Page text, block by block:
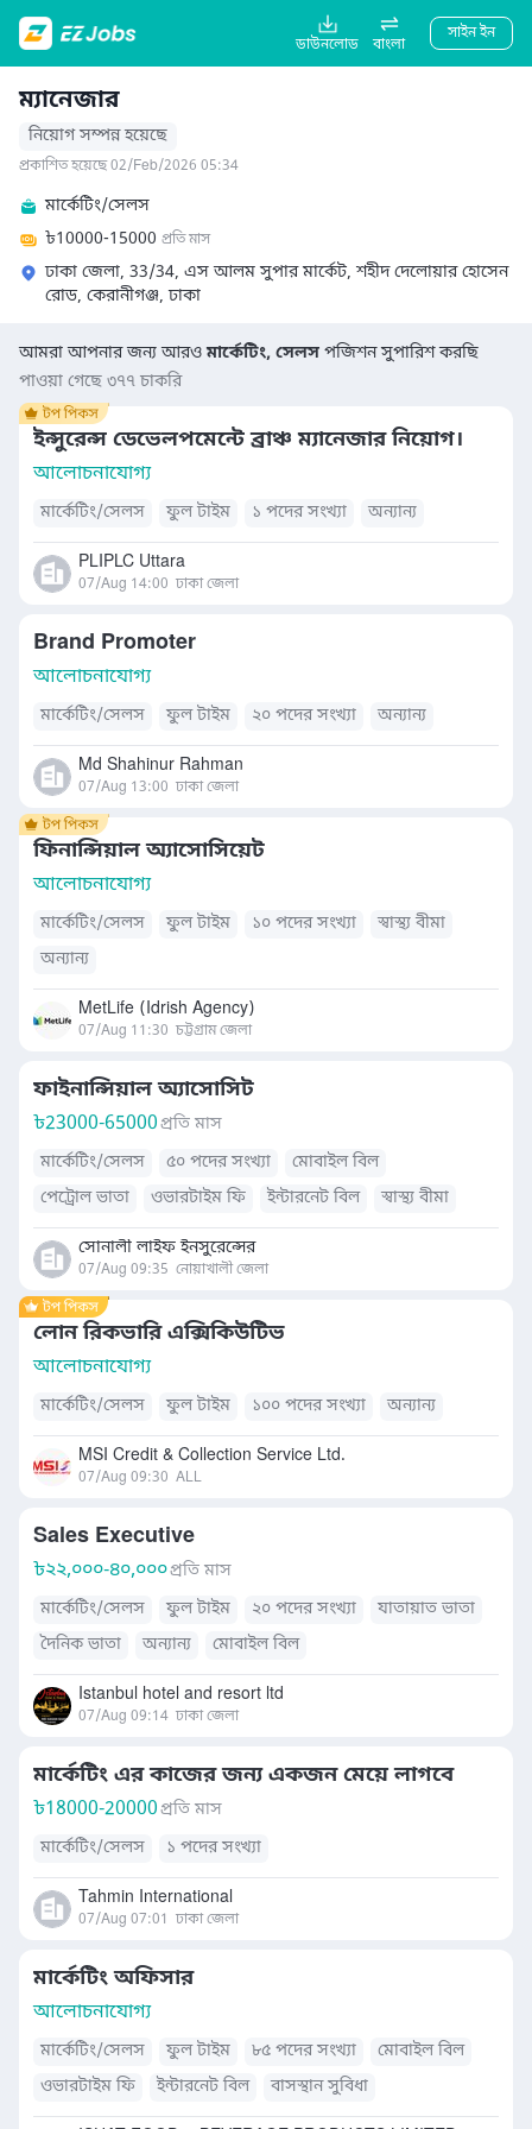
ডাউনলোড বাংলা
সাইন ইন
ম্যানেজার
নিয়োগ সম্পন্ন হয়েছে
প্রকাশিত হয়েছে 02/Feb/2026 05:34
মার্কেটিং/সেলস
৳10000-15000 প্রতি মাস
ঢাকা জেলা, 33/34, এস আলম সুপার মার্কেট, শহীদ দেলোয়ার হোসেন
রোড, কেরানীগঞ্জ, ঢাকা
আমরা আপনার জন্য আরওমার্কেটিং, সেলস পজিশন সুপারিশ করছি
পাওয়া গেছে ৩৭৭ চাকরি
ইন্সুরেন্স ডেভেলপমেন্টে ব্রাঞ্চ ম্যানেজার নিয়োগ।
আলোচনাযোগ্য
মার্কেটিং/সেলস ফুল টাইম ১ পদের সংখ্যা অন্যান্য
PLIPLC Uttara
07/Aug 14:00 ঢাকা জেলা
Brand Promoter
আলোচনাযোগ্য
মার্কেটিং/সেলস ফুল টাইম ২০ পদের সংখ্যা অন্যান্য
Md Shahinur Rahman
07/Aug 13:00 ঢাকা জেলা
ফিনান্সিয়াল অ্যাসোসিয়েট
আলোচনাযোগ্য
মার্কেটিং/সেলস ফুল টাইম ১০ পদের সংখ্যা
স্বাস্থ্য বীমা
অন্যান্য
MetLife (Idrish Agency)
07/Aug 11:30 চট্টগ্রাম জেলা
ফাইনান্সিয়াল অ্যাসোসিট
৳23000-65000প্রতি মাস
মার্কেটিং/সেলস
৫০ পদের সংখ্যা
মোবাইল বিল
পেট্রোল ভাতা
ওভারটাইম ফি ইন্টারনেট বিল
স্বাস্থ্য বীমা
বাসস্থান সুবিধা
খাবারের সুব্যবস্থা যাতায়াত ভাতা
সোনালী লাইফ ইনসুরেন্সের
07/Aug 09:35 নোয়াখালী জেলা
লোন রিকভারি এক্সিকিউটিভ
আলোচনাযোগ্য
মার্কেটিং/সেলস ফুল টাইম ১০০ পদের সংখ্যা অন্যান্য
MSI Credit & Collection Service Ltd.
07/Aug 09:30 ALL
Sales Executive
৳২২,০০০-৪০,০০০প্রতি মাস
মার্কেটিং/সেলস
ফুল টাইম ২০ পদের সংখ্যা
যাতায়াত ভাতা
দৈনিক ভাতা
অন্যান্য মোবাইল বিল
Istanbul hotel and resort ltd
07/Aug 09:14 ঢাকা জেলা
মার্কেটিং এর কাজের জন্য একজন মেয়ে লাগবে
৳18000-20000প্রতি মাস
মার্কেটিং/সেলস
১ পদের সংখ্যা
Tahmin International
07/Aug 07:01 ঢাকা জেলা
মার্কেটিং অফিসার
আলোচনাযোগ্য
মার্কেটিং/সেলস ফুল টাইম ৮৫ পদের সংখ্যা
মোবাইল বিল
ওভারটাইম ফি
ইন্টারনেট বিল
বাসস্থান সুবিধা
খাবারের সুব্যবস্থা
যাতায়াত ভাতা দৈনিক ভাতা